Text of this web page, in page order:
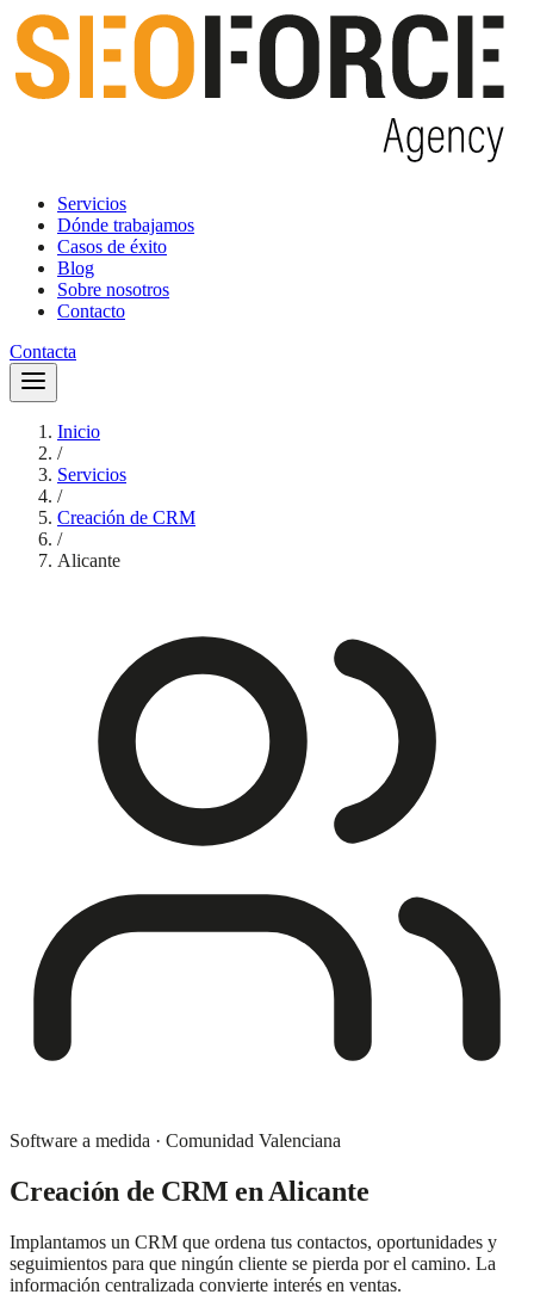
Servicios
Dónde trabajamos
Casos de éxito
Blog
Sobre nosotros
Contacto
Contacta
Inicio
/
Servicios
/
Creación de CRM
/
Alicante
Software a medida · Comunidad Valenciana
Creación de CRM en Alicante
Implantamos un CRM que ordena tus contactos, oportunidades y
seguimientos para que ningún cliente se pierda por el camino. La
información centralizada convierte interés en ventas.